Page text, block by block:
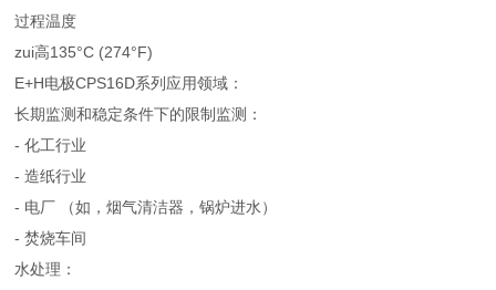
过程温度
zui高135°C (274°F)
E+H电极CPS16D系列应用领域：
长期监测和稳定条件下的限制监测：
- 化工行业
- 造纸行业
- 电厂 （如，烟气清洁器，锅炉进水）
- 焚烧车间
水处理：